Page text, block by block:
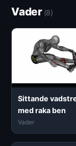
Vader (8)
Sittande
med raka ben
Vader